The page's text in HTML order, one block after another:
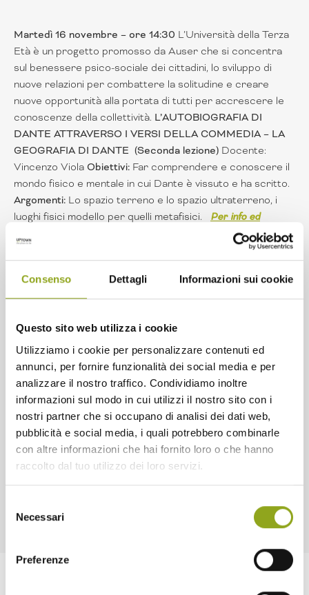
Consenso Dettagli Informazioni sui cookie
Questo sito web utilizza i cookie
Utilizziamo i cookie per personalizzare contenuti ed
annunci, per fornire funzionalità dei social media e per
analizzare il nostro traffico. Condividiamo inoltre
informazioni sul modo in cui utilizzi il nostro sito con i
nostri partner che si occupano di analisi dei dati web,
pubblicità e social media, i quali potrebbero combinarle
con altre informazioni che hai fornito loro o che hanno
raccolto dal tuo utilizzo dei loro servizi.
delNecessari
Preferenze
Martedì 16 novembre – ore 14:30 L’Università della Terza
Età è un progetto promosso da Auser che si concentra
sul benessere psico-sociale dei cittadini, lo sviluppo di
nuove relazioni per combattere la solitudine e creare
nuove opportunità alla portata di tutti per accrescere le
conoscenze della collettività. L’AUTOBIOGRAFIA DI
DANTE ATTRAVERSO I VERSI DELLA COMMEDIA – LA
GEOGRAFIA DI DANTE (Seconda lezione) Docente:
Vincenzo Viola Obiettivi: Far comprendere e conoscere il
mondo fisico e mentale in cui Dante è vissuto e ha scritto.
Argomenti: Lo spazio terreno e lo spazio ultraterreno, i
luoghi fisici modello per quelli metafisici. Per info ed
dell’Università della